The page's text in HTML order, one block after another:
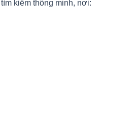
kiếm thông minh, nơi: